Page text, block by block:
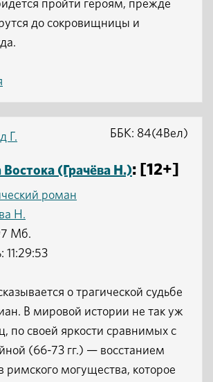
пройти героям, прежде
до сокровищницы и
Г.
(Грачёва Н.): [12+]
роман
Н.
ББК: 84(4Вел)
Мб.
11:29:53
о трагической судьбе
В мировой истории не так уж
по своей яркости сравнимых с
(66-73 гг.) — восстанием
римского могущества, которое